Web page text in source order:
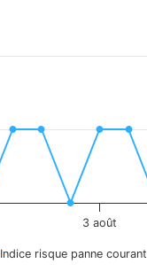
3 août
Indice risque panne courant